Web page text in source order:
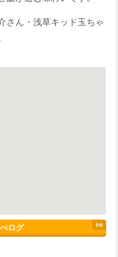
さん・浅草キッド玉ちゃ
ログ